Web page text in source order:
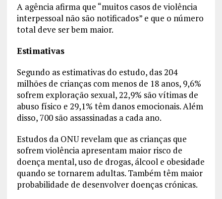
A agência afirma que “muitos casos de violência
interpessoal não são notificados” e que o número
total deve ser bem maior.
Estimativas
Segundo as estimativas do estudo, das 204
milhões de crianças com menos de 18 anos, 9,6%
sofrem exploração sexual, 22,9% são vítimas de
abuso físico e 29,1% têm danos emocionais. Além
disso, 700 são assassinadas a cada ano.
Estudos da ONU revelam que as crianças que
sofrem violência apresentam maior risco de
doença mental, uso de drogas, álcool e obesidade
quando se tornarem adultas. Também têm maior
probabilidade de desenvolver doenças crónicas.